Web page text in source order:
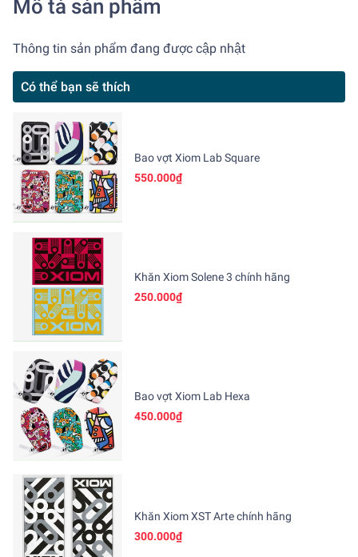
Mô tả sản phẩm
Thông tin sản phẩm đang được cập nhật
Có thể bạn sẽ thích
Bao vợt Xiom Lab Square
550.000₫
Khăn Xiom Solene 3 chính hãng
250.000₫
Bao vợt Xiom Lab Hexa
450.000₫
Khăn Xiom XST Arte chính hãng
300.000₫